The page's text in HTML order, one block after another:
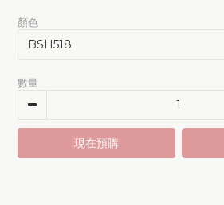
顏色
數量
現在預購